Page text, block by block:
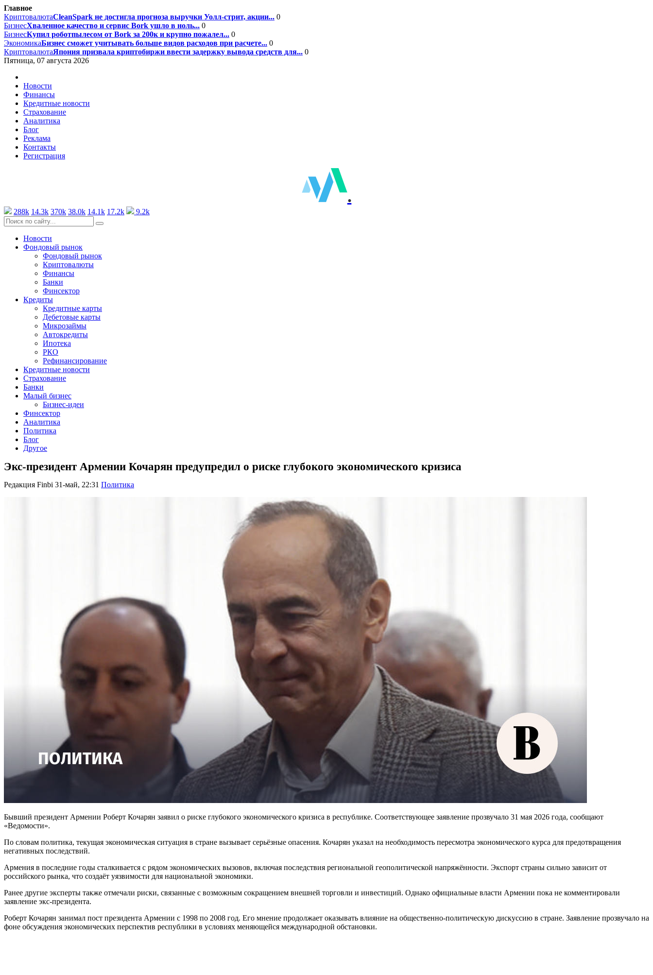
Главное
КриптовалютаCleanSpark не достигла прогноза выручки Уолл-стрит, акции... 0
БизнесХваленное качество и сервис Bork ушло в ноль... 0
БизнесКупил роботпылесом от Bork за 200к и крупно пожалел... 0
ЭкономикаБизнес сможет учитывать больше видов расходов при расчете... 0
КриптовалютаЯпония призвала криптобиржи ввести задержку вывода средств для... 0
Пятница, 07 августа 2026
Новости
Финансы
Кредитные новости
Страхование
Аналитика
Блог
Реклама
Контакты
Регистрация
.
288k 14.3k 370k 38.0k 14.1k 17.2k 9.2k
Новости
Фондовый рынок
Фондовый рынок
Криптовалюты
Финансы
Банки
Финсектор
Кредиты
Кредитные карты
Дебетовые карты
Микрозаймы
Автокредиты
Ипотека
РКО
Рефинансирование
Кредитные новости
Страхование
Банки
Малый бизнес
Бизнес-идеи
Финсектор
Аналитика
Политика
Блог
Другое
Экс-президент Армении Кочарян предупредил о риске глубокого экономического кризиса
Редакция Finbi 31-май, 22:31 Политика
Бывший президент Армении Роберт Кочарян заявил о риске глубокого экономического кризиса в республике. Соответствующее заявление прозвучало 31 мая 2026 года, сообщают
«Ведомости».
По словам политика, текущая экономическая ситуация в стране вызывает серьёзные опасения. Кочарян указал на необходимость пересмотра экономического курса для предотвращения
негативных последствий.
Армения в последние годы сталкивается с рядом экономических вызовов, включая последствия региональной геополитической напряжённости. Экспорт страны сильно зависит от
российского рынка, что создаёт уязвимости для национальной экономики.
Ранее другие эксперты также отмечали риски, связанные с возможным сокращением внешней торговли и инвестиций. Однако официальные власти Армении пока не комментировали
заявление экс-президента.
Роберт Кочарян занимал пост президента Армении с 1998 по 2008 год. Его мнение продолжает оказывать влияние на общественно-политическую дискуссию в стране. Заявление прозвучало на
фоне обсуждения экономических перспектив республики в условиях меняющейся международной обстановки.